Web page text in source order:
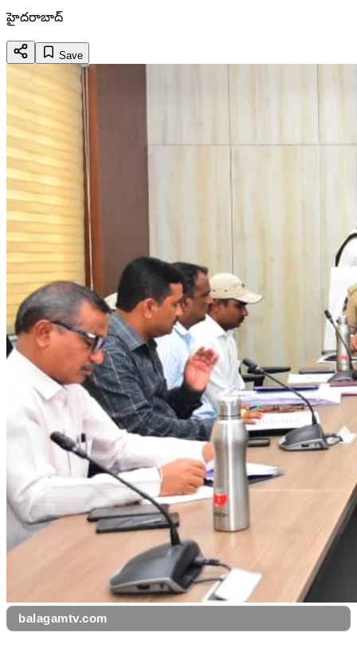
హైదరాబాద్
Save
balagamtv.com